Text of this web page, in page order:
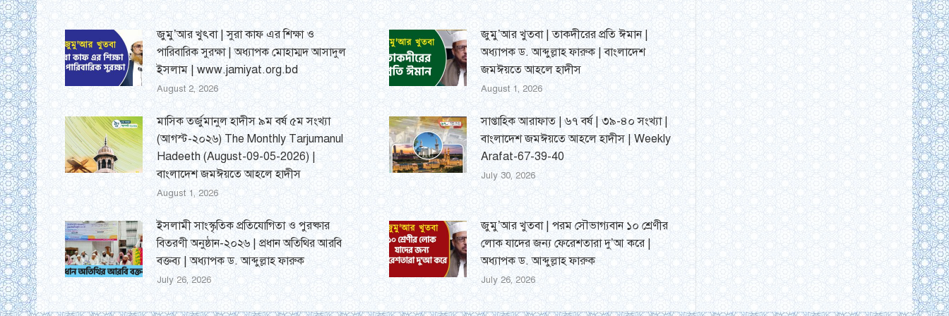
জুমু’আর খুৎবা | সুরা কাফ এর শিক্ষা ও
পারিবারিক সুরক্ষা | অধ্যাপক মোহাম্মদ আসাদুল
ইসলাম | www.jamiyat.org.bd
August 2, 2026
জুমু’আর খুতবা | তাকদীরের প্রতি ঈমান |
অধ্যাপক ড. আব্দুল্লাহ ফারুক | বাংলাদেশ
জমঈয়তে আহলে হাদীস
August 1, 2026
মাসিক তর্জুমানুল হাদীস ৯ম বর্ষ ৫ম সংখ্যা
(আগস্ট-২০২৬) The Monthly Tarjumanul
Hadeeth (August-09-05-2026) |
বাংলাদেশ জমঈয়তে আহলে হাদীস
August 1, 2026
সাপ্তাহিক আরাফাত | ৬৭ বর্ষ | ৩৯-৪০ সংখ্যা |
বাংলাদেশ জমঈয়তে আহলে হাদীস | Weekly
Arafat-67-39-40
July 30, 2026
ইসলামী সাংস্কৃতিক প্রতিযোগিতা ও পুরষ্কার
বিতরণী অনুষ্ঠান-২০২৬ | প্রধান অতিথির আরবি
বক্তব্য | অধ্যাপক ড. আব্দুল্লাহ ফারুক
July 26, 2026
জুমু’আর খুতবা | পরম সৌভাগ্যবান ১০ শ্রেণীর
লোক যাদের জন্য ফেরেশতারা দু’আ করে |
অধ্যাপক ড. আব্দুল্লাহ ফারুক
July 26, 2026